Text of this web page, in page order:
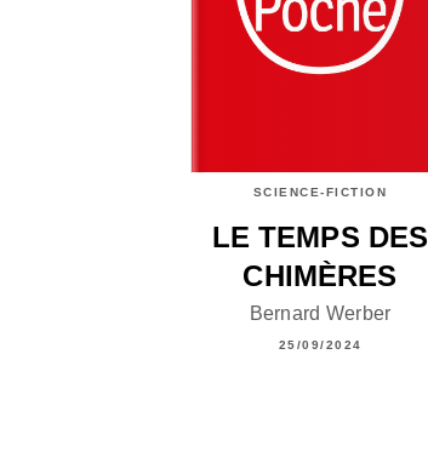
SCIENCE-FICTION
LE TEMPS DES
CHIMÈRES
Bernard Werber
25/09/2024